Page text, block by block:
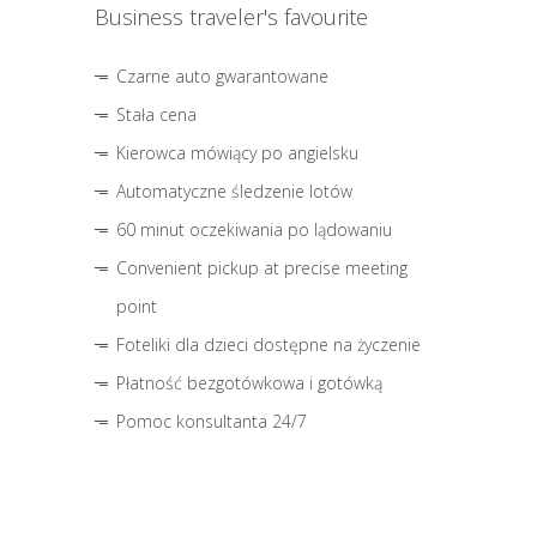
Business traveler's favourite
Czarne auto gwarantowane
Stała cena
Kierowca mówiący po angielsku
Automatyczne śledzenie lotów
60 minut oczekiwania po lądowaniu
Convenient pickup at precise meeting
point
Foteliki dla dzieci dostępne na życzenie
Płatność bezgotówkowa i gotówką
Pomoc konsultanta 24/7